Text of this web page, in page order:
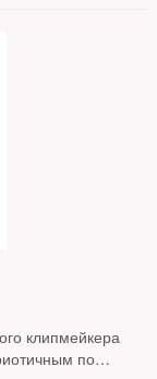
клипмейкера
по